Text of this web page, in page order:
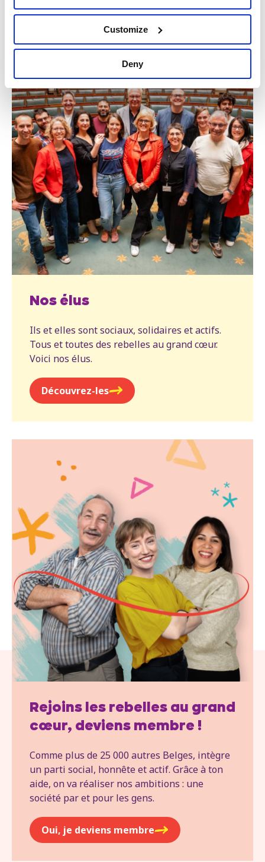
Customize
Deny
Nos élus
Ils et elles sont sociaux, solidaires et actifs.
Tous et toutes des rebelles au grand cœur.
Voici nos élus.
Découvrez-les
Rejoins les rebelles au grand
cœur, deviens membre !
Comme plus de 25 000 autres Belges, intègre
un parti social, honnête et actif. Grâce à ton
aide, on va réaliser nos ambitions : une
société par et pour les gens.
Oui, je deviens membre